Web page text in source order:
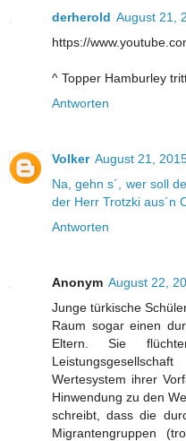
derherold August 21,
https://
^ Topper Hamburley
Antworten
Volker August 21,
Na, gehn s´, wer soll
der Herr Trotzki aus´n
Antworten
Anonym August 22,
Junge türkische
Raum sogar einen
Eltern. Sie
Wertesystem ihrer
Hinwendung zu den
schreibt, dass die
Migrantengruppen